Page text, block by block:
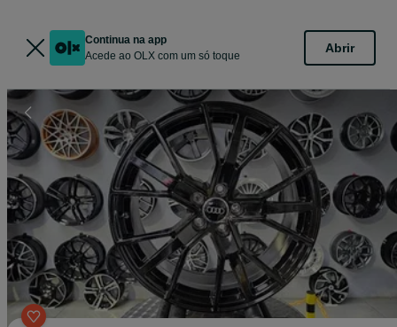
Continua na app
Acede ao OLX com um só toque
Abrir